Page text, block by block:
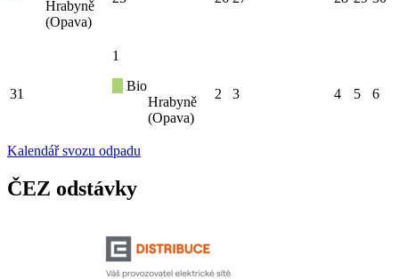
Hrabyně
(Opava)
31
1
Bio
Hrabyně
(Opava)
2 3 4 5 6
Kalendář svozu odpadu
ČEZ odstávky